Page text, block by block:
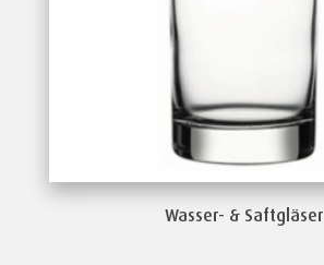
Wasser- & Saftgläser